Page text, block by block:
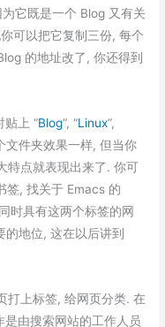
它既是一个 Blog 又有关
可以把它复制三份, 每个
的地址改了, 你还得到
贴上 “Blog“, “Linux“,
文件夹效果一样, 但当你
特点就表现出来了. 你可
签, 找关于 Emacs 的
时具有这两个标签的网
地位, 这在以后讲到
打上标签, 给网页分类. 在
由搜索网站的工作人员